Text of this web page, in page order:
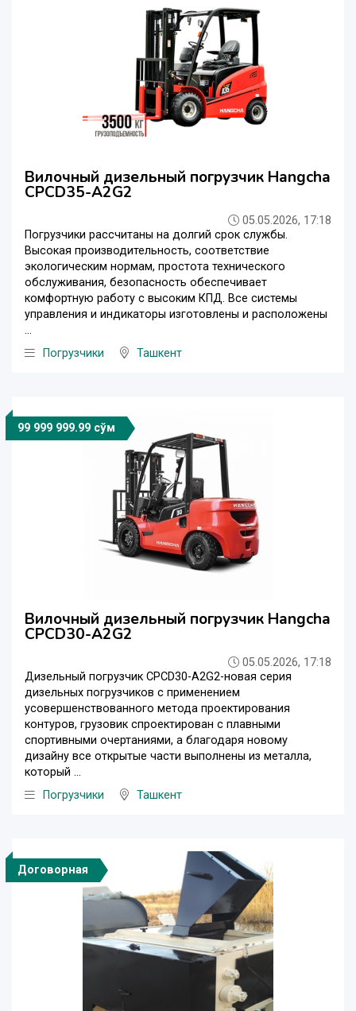
Вилочный дизельный погрузчик Hangcha
CPCD35-A2G2
05.05.2026, 17:18
Погрузчики рассчитаны на долгий срок службы.
Высокая производительность, соответствие
экологическим нормам, простота технического
обслуживания, безопасность обеспечивает
комфортную работу с высоким КПД. Все системы
управления и индикаторы изготовлены и расположены
...
Погрузчики
Ташкент
99 999 999.99 сўм
Вилочный дизельный погрузчик Hangcha
CPCD30-A2G2
05.05.2026, 17:18
Дизельный погрузчик CPCD30-A2G2-новая серия
дизельных погрузчиков с применением
усовершенствованного метода проектирования
контуров, грузовик спроектирован с плавными
спортивными очертаниями, а благодаря новому
дизайну все открытые части выполнены из металла,
который ...
Погрузчики
Ташкент
Договорная